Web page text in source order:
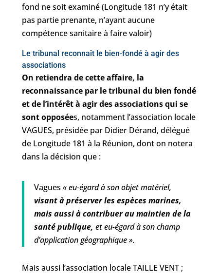
fond ne soit examiné (Longitude 181 n’y était
pas partie prenante, n’ayant aucune
compétence sanitaire à faire valoir)
Le tribunal reconnaît le bien-fondé à agir des
associations
On retiendra de cette affaire, la
reconnaissance par le tribunal du bien fondé
et de l’intérêt à agir des associations qui se
sont opposées, notamment l’association locale
VAGUES, présidée par Didier Dérand, délégué
de Longitude 181 à la Réunion, dont on notera
dans la décision que :
Vagues « eu-égard à son objet matériel,
visant à préserver les espèces marines,
mais aussi à contribuer au maintien de la
santé publique, et eu-égard à son champ
d’application géographique ».
Mais aussi l’association locale TAILLE VENT ;